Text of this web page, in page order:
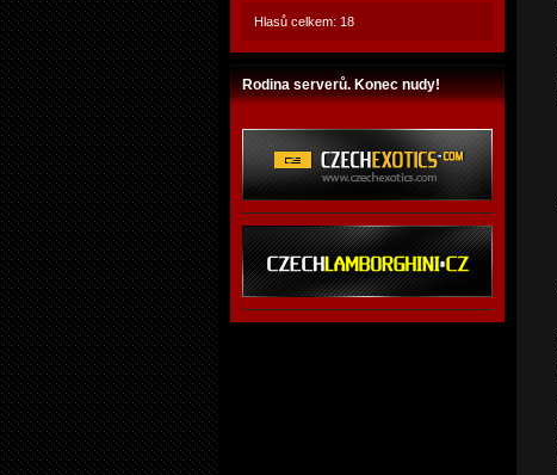
Hlasů celkem: 18
Rodina serverů. Konec nudy!